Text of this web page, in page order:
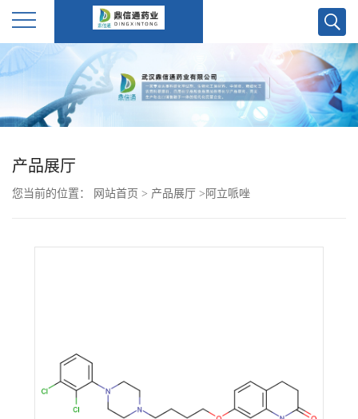
公
产品展厅
您当前的位置： 网站首页 > 产品展厅 > 阿立哌唑